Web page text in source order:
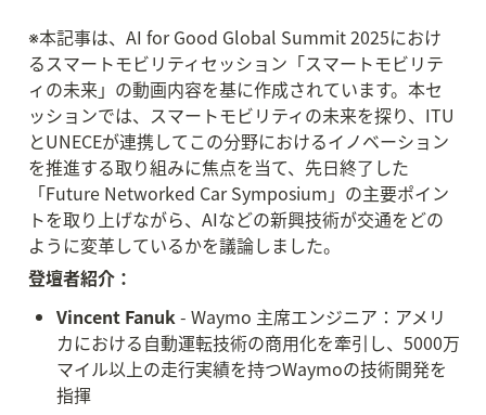
※本記事は、AI for Good Global Summit 2025におけ
るスマートモビリティセッション「スマートモビリテ
ィの未来」の動画内容を基に作成されています。本セ
ッションでは、スマートモビリティの未来を探り、ITU
とUNECEが連携してこの分野におけるイノベーション
を推進する取り組みに焦点を当て、先日終了した
「Future Networked Car Symposium」の主要ポイン
トを取り上げながら、AIなどの新興技術が交通をどの
ように変革しているかを議論しました。
登壇者紹介：
Vincent Fanuk - Waymo 主席エンジニア：アメリ
カにおける自動運転技術の商用化を牽引し、5000万
マイル以上の走行実績を持つWaymoの技術開発を
指揮